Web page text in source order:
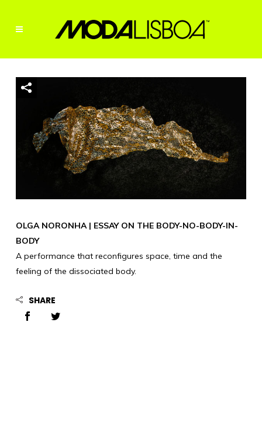
OLGA NORONHA | ESSAY ON THE BODY-NO-BODY-IN-
BODY
A performance that reconfigures space, time and the
feeling of the dissociated body.
SHARE